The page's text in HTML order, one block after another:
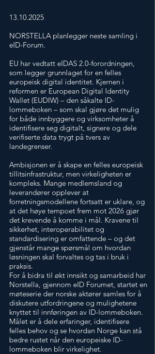
13.10.2025
NORSTELLA planlegger neste samling i
eID-Forum.
EU har vedtatt eIDAS 2.0-forordningen,
som legger grunnlaget for en felles
europeisk digital identitet. Kjernen i
reformen er European Digital Identity
Wallet (EUDIW) – den såkalte ID-
lommeboken – som skal gjøre det mulig
for både innbyggere og virksomheter å
identifisere seg digitalt, signere og dele
verifiserte data trygt på tvers av
landegrenser.
Ambisjonen er å skape en felles europeisk
tillitsinfrastruktur, men virkeligheten er
kompleks. Mange medlemsland og
leverandører opplever at
forretningsmodellene fortsatt er uklare, og
at det høye tempoet frem mot 2026 gjør
det krevende å komme i mål. Kravene til
sikkerhet, interoperabilitet og
standardisering er omfattende – og det
gjenstår mange spørsmål om hvordan
løsningen skal forvaltes og tas i bruk i
praksis.
For å bidra til økt innsikt og samarbeid har
Norstella, gjennom eID Forumet, startet en
møteserie der norske aktører samles for å
diskutere utfordringene og mulighetene
knyttet til innføringen av ID-lommeboken.
Målet er å dele erfaringer, identifisere
felles behov og se hvordan Norge kan stå
bedre rustet når den europeiske ID-
lommeboken blir virkelighet.